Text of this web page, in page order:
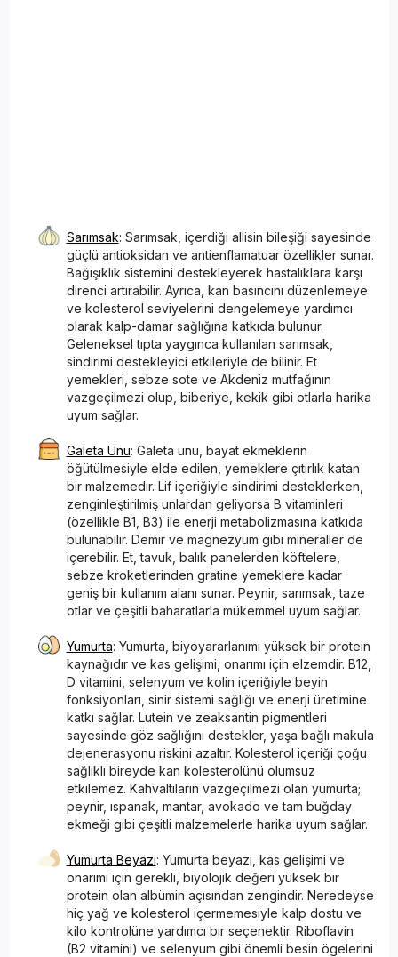
Sarımsak: Sarımsak, içerdiği allisin bileşiği sayesinde
güçlü antioksidan ve antienflamatuar özellikler sunar.
Bağışıklık sistemini destekleyerek hastalıklara karşı
direnci artırabilir. Ayrıca, kan basıncını düzenlemeye
ve kolesterol seviyelerini dengelemeye yardımcı
olarak kalp-damar sağlığına katkıda bulunur.
Geleneksel tıpta yaygınca kullanılan sarımsak,
sindirimi destekleyici etkileriyle de bilinir. Et
yemekleri, sebze sote ve Akdeniz mutfağının
vazgeçilmezi olup, biberiye, kekik gibi otlarla harika
uyum sağlar.
Galeta Unu: Galeta unu, bayat ekmeklerin
öğütülmesiyle elde edilen, yemeklere çıtırlık katan
bir malzemedir. Lif içeriğiyle sindirimi desteklerken,
zenginleştirilmiş unlardan geliyorsa B vitaminleri
(özellikle B1, B3) ile enerji metabolizmasına katkıda
bulunabilir. Demir ve magnezyum gibi mineraller de
içerebilir. Et, tavuk, balık panelerden köftelere,
sebze kroketlerinden gratine yemeklere kadar
geniş bir kullanım alanı sunar. Peynir, sarımsak, taze
otlar ve çeşitli baharatlarla mükemmel uyum sağlar.
Yumurta: Yumurta, biyoyararlanımı yüksek bir protein
kaynağıdır ve kas gelişimi, onarımı için elzemdir. B12,
D vitamini, selenyum ve kolin içeriğiyle beyin
fonksiyonları, sinir sistemi sağlığı ve enerji üretimine
katkı sağlar. Lutein ve zeaksantin pigmentleri
sayesinde göz sağlığını destekler, yaşa bağlı makula
dejenerasyonu riskini azaltır. Kolesterol içeriği çoğu
sağlıklı bireyde kan kolesterolünü olumsuz
etkilemez. Kahvaltıların vazgeçilmezi olan yumurta;
peynir, ıspanak, mantar, avokado ve tam buğday
ekmeği gibi çeşitli malzemelerle harika uyum sağlar.
Yumurta Beyazı: Yumurta beyazı, kas gelişimi ve
onarımı için gerekli, biyolojik değeri yüksek bir
protein olan albümin açısından zengindir. Neredeyse
hiç yağ ve kolesterol içermemesiyle kalp dostu ve
kilo kontrolüne yardımcı bir seçenektir. Riboflavin
(B2 vitamini) ve selenyum gibi önemli besin ögelerini